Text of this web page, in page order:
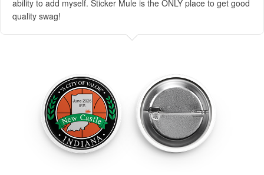
ability to add myself. Sticker Mule is the ONLY place to get good
quality swag!